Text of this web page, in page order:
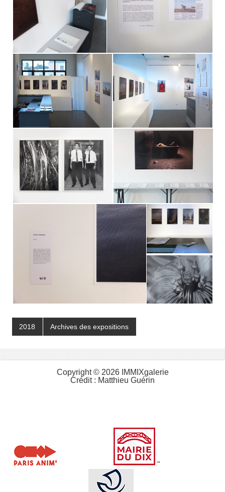
2018 Archives des expositions
Copyright © 2026 IMMIXgalerie
Crédit : Matthieu Guérin
"